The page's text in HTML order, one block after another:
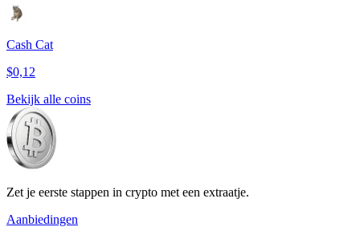
Cash Cat
$0,12
Bekijk alle coins
Zet je eerste stappen in crypto met een extraatje.
Aanbiedingen